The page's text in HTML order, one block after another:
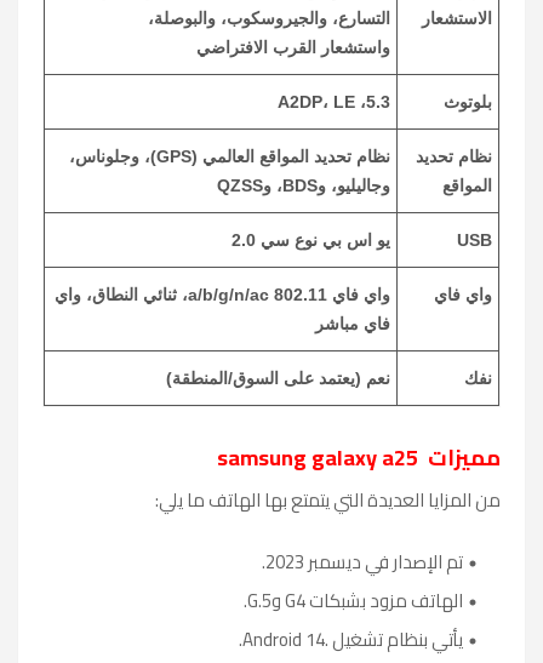
الاستشعار
التسارع، والجيروسكوب، والبوصلة،
واستشعار القرب الافتراضي
بلوتوث 5.3، A2DP، LE
نظام تحديد
المواقع
نظام تحديد المواقع العالمي (GPS)، وجلوناس،
وجاليليو، وBDS، وQZSS
USB يو اس بي نوع سي 2.0
واي فاي
واي فاي 802.11 a/b/g/n/ac، ثنائي النطاق، واي
فاي مباشر
نفك نعم (يعتمد على السوق/المنطقة)
مميزات
من المزايا العديدة التي يتمتع بها الهاتف ما يلي:
تم الإصدار في ديسمبر 2023.
الهاتف مزود بشبكات 4 Gو5 G.
.
يأتي بنظام تشغيلAndroid 14.
.